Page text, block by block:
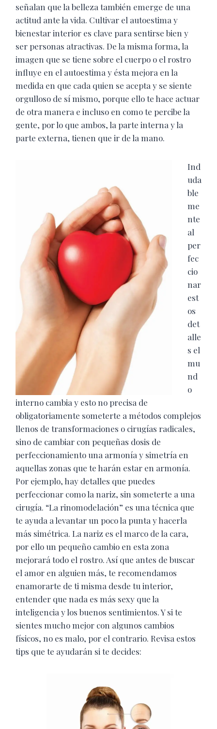
señalan que la belleza también emerge de una
actitud ante la vida. Cultivar el autoestima y
bienestar interior es clave para sentirse bien y
ser personas atractivas. De la misma forma, la
imagen que se tiene sobre el cuerpo o el rostro
influye en el autoestima y ésta mejora en la
medida en que cada quien se acepta y se siente
orgulloso de sí mismo, porque ello te hace actuar
de otra manera e incluso en como te percibe la
gente, por lo que ambos, la parte interna y la
parte externa, tienen que ir de la mano.
Ind
uda
ble
me
nte
al
per
fec
cio
nar
est
os
det
alle
s el
mu
nd
o
interno cambia y esto no precisa de
obligatoriamente someterte a métodos complejos
llenos de transformaciones o cirugías radicales,
sino de cambiar con pequeñas dosis de
perfeccionamiento una armonía y simetría en
aquellas zonas que te harán estar en armonía.
Por ejemplo, hay detalles que puedes
perfeccionar como la nariz, sin someterte a una
cirugía. “La rinomodelación” es una técnica que
te ayuda a levantar un poco la punta y hacerla
más simétrica. La nariz es el marco de la cara,
por ello un pequeño cambio en esta zona
mejorará todo el rostro. Así que antes de buscar
el amor en alguien más, te recomendamos
enamorarte de ti misma desde tu interior,
entender que nada es más sexy que la
inteligencia y los buenos sentimientos. Y si te
sientes mucho mejor con algunos cambios
físicos, no es malo, por el contrario. Revisa estos
tips que te ayudarán si te decides: